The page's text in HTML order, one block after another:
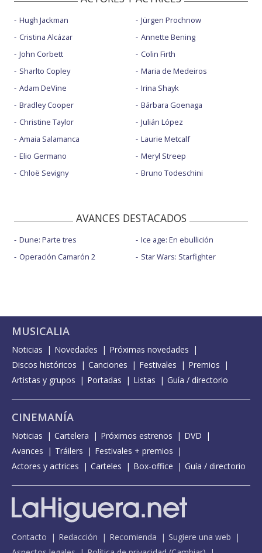
Hugh Jackman
Cristina Alcázar
John Corbett
Sharlto Copley
Adam DeVine
Bradley Cooper
Christine Taylor
Amaia Salamanca
Elio Germano
Chloë Sevigny
Jürgen Prochnow
Annette Bening
Colin Firth
Maria de Medeiros
Irina Shayk
Bárbara Goenaga
Julián López
Laurie Metcalf
Meryl Streep
Bruno Todeschini
AVANCES DESTACADOS
Dune: Parte tres
Operación Camarón 2
Ice age: En ebullición
Star Wars: Starfighter
MUSICALIA
Noticias Novedades
Próximas novedades
Discos históricos
Canciones Festivales
Premios
Artistas y grupos
Portadas Listas Guía / directorio
CINEMANÍA
Noticias Cartelera Próximos estrenos
DVD
Avances
Tráilers
Festivales + premios
Actores y actrices
Carteles Box-office Guía / directorio
Contacto Redacción Recomienda
Sugiere una web